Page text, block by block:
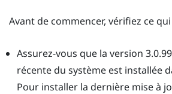
Avant de commencer, vérifiez ce
Assurez-vous que la version
récente du système est installée
Pour installer la dernière mise à